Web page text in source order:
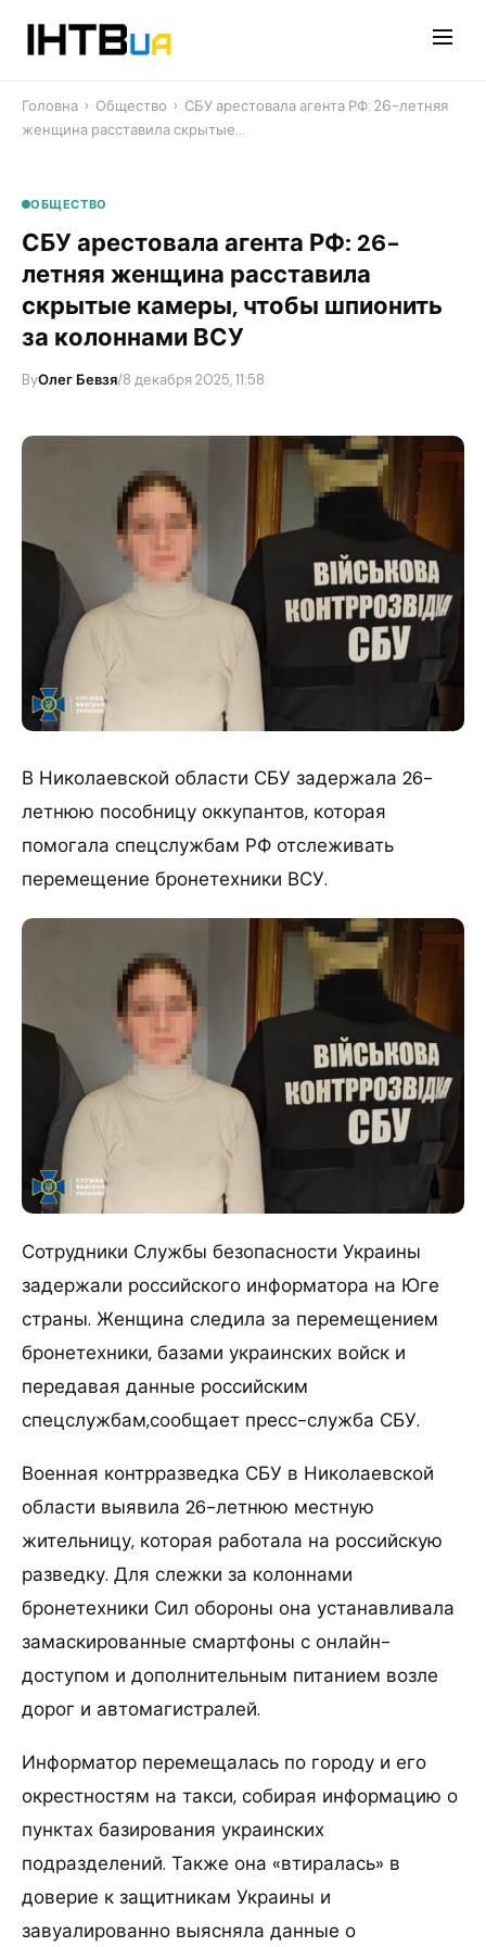
Головна › Общество › СБУ арестовала агента РФ: 26-летняя
женщина расставила скрытые…
ОБЩЕСТВО
СБУ арестовала агента РФ: 26-
летняя женщина расставила
скрытые камеры, чтобы шпионить
за колоннами ВСУ
ByОлег Бевзя/8 декабря 2025, 11:58
В Николаевской области СБУ задержала 26-
летнюю пособницу оккупантов, которая
помогала спецслужбам РФ отслеживать
перемещение бронетехники ВСУ.
Сотрудники Службы безопасности Украины
задержали российского информатора на Юге
страны. Женщина следила за перемещением
бронетехники, базами украинских войск и
передавая данные российским
спецслужбам,сообщает пресс-служба СБУ.
Военная контрразведка СБУ в Николаевской
области выявила 26-летнюю местную
жительницу, которая работала на российскую
разведку. Для слежки за колоннами
бронетехники Сил обороны она устанавливала
замаскированные смартфоны с онлайн-
доступом и дополнительным питанием возле
дорог и автомагистралей.
Информатор перемещалась по городу и его
окрестностям на такси, собирая информацию о
пунктах базирования украинских
подразделений. Также она «втиралась» в
доверие к защитникам Украины и
завуалированно выясняла данные о